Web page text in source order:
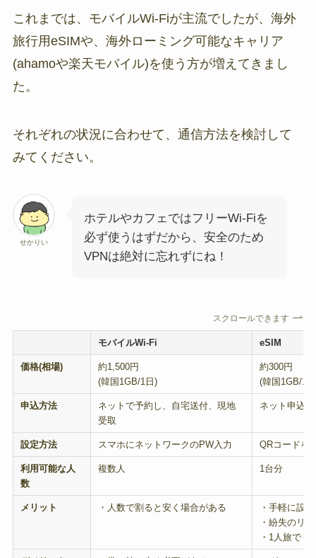
これまでは、モバイルWi-Fiが主流でしたが、海外
旅行用eSIMや、海外ローミング可能なキャリア
(ahamoや楽天モバイル)を使う方が増えてきまし
た。
それぞれの状況に合わせて、通信方法を検討して
みてください。
せかりい
ホテルやカフェではフリーWi-Fiを
必ず使うはずだから、安全のため
VPNは絶対に忘れずにね！
スクロールできます
モバイルWi-Fi eSIM
価格(相場)
約1,500円
(韓国1GB/1日)
約300円
(韓国1GB/1
申込方法
ネットで予約し、自宅送付、現地
受取
ネット申込
設定方法 スマホにネットワークのPW入力 QRコードを
利用可能な人
数
複数人 1台分
メリット ・人数で割ると安く場合がある
・手軽に設
・紛失のリ
・1人旅でも